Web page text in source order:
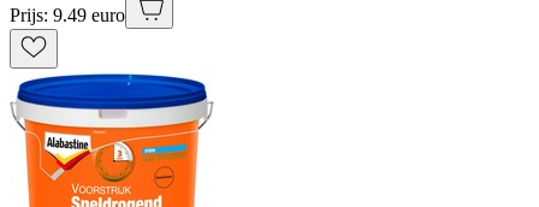
Prijs: 9.49 euro